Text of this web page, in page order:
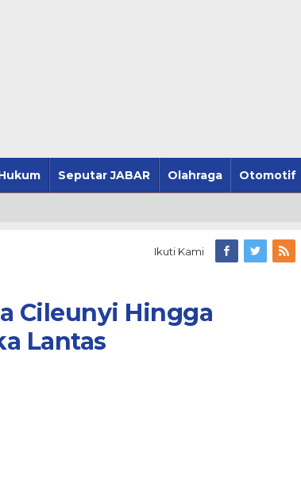
Seputar JABAR Olahraga Otomotif
Ikuti Kami
Cileunyi Hingga
Lantas